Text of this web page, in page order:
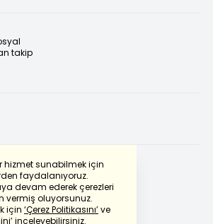
hizmet sunabilmek için
faydalanıyoruz.
devam ederek çerezleri
vermiş oluyorsunuz.
için ‘Çerez Politikasını’ve
inceleyebilirsiniz.
takip
Translate